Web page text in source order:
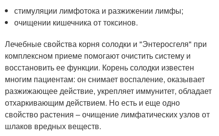
стимуляции лимфотока и разжижении лимфы;
очищении кишечника от токсинов.
Лечебные свойства корня солодки и "Энтеросгеля" при
комплексном приеме помогают очистить систему и
восстановить ее функции. Корень солодки известен
многим пациентам: он снимает воспаление, оказывает
разжижающее действие, укрепляет иммунитет, обладает
отхаркивающим действием. Но есть и еще одно
свойство растения – очищение лимфатических узлов от
шлаков вредных веществ.